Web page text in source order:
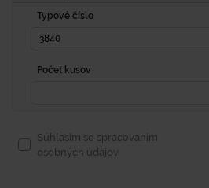
Typové číslo
Počet kusov
Súhlasím so spracovaním
osobných údajov.